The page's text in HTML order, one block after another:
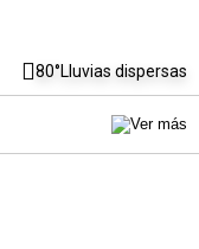
80°Lluvias dispersas